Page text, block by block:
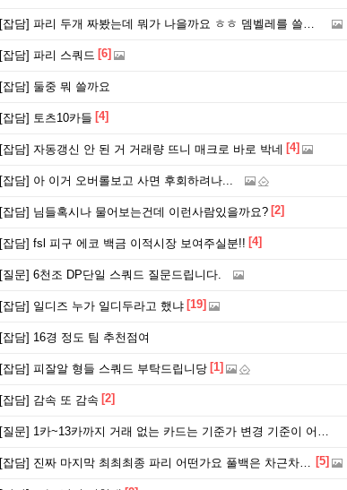
[잡담] 파리 두개 짜봤는데 뭐가 나을까요 ㅎㅎ 뎀벨레를 쓸까요 말까요 ㅎㅎ
[잡담] 파리 스쿼드 [6]
[잡담] 둘중 뭐 쓸까요
[잡담] 토츠10카들 [4]
[잡담] 자동갱신 안 된 거 거래량 뜨니 매크로 바로 박네 [4]
[잡담] 아 이거 오버롤보고 사면 후회하려나...
[잡담] 님들혹시나 물어보는건데 이런사람있을까요? [2]
[잡담] fsl 피구 에코 백금 이적시장 보여주실분!! [4]
[질문] 6천조 DP단일 스쿼드 질문드립니다.
[잡담] 일디즈 누가 일디두라고 했냐 [19]
[잡담] 16경 정도 팀 추천점여
[잡담] 피잘알 형들 스쿼드 부탁드립니당 [1]
[잡담] 감속 또 감속 [2]
[질문] 1카~13카까지 거래 없는 카드는 기준가 변경 기준이 어떻게 되나요?
[잡담] 진짜 마지막 최최최종 파리 어떤가요 풀백은 차근차근 올리겠씁니다 [5]